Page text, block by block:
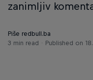
zanimljiv
Piše redbull.ba
3 min read
Published on